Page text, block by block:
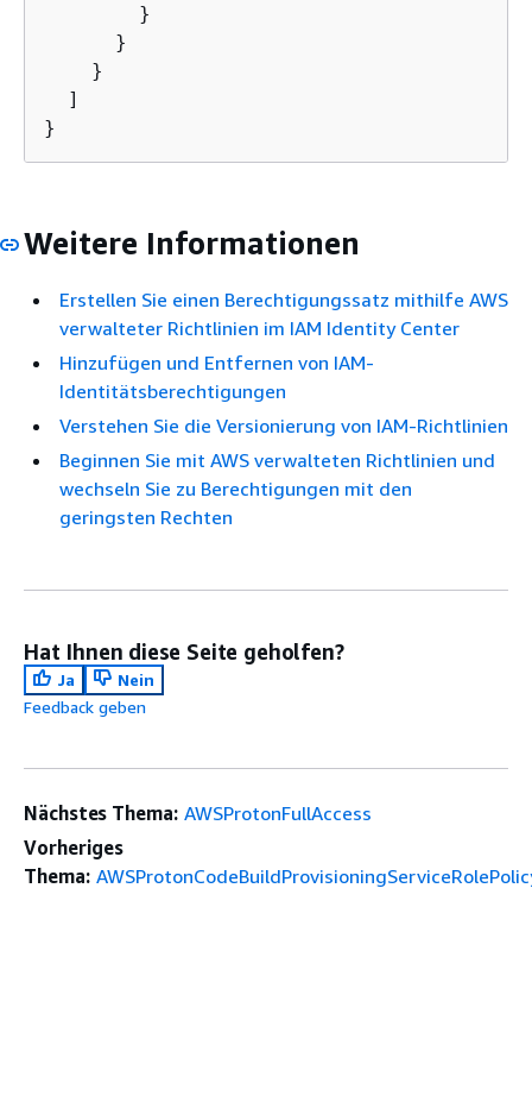
        }
      }
    }
  ]
}
Weitere Informationen
Erstellen Sie einen Berechtigungssatz mithilfe AWS
verwalteter Richtlinien im IAM Identity Center
Hinzufügen und Entfernen von IAM-
Identitätsberechtigungen
Verstehen Sie die Versionierung von IAM-Richtlinien
Beginnen Sie mit AWS verwalteten Richtlinien und
wechseln Sie zu Berechtigungen mit den
geringsten Rechten
Hat Ihnen diese Seite geholfen?
Ja
Nein
Feedback geben
Nächstes Thema: AWSProtonFullAccess
Vorheriges
Thema: